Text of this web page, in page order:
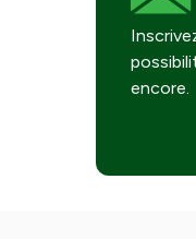
encore.